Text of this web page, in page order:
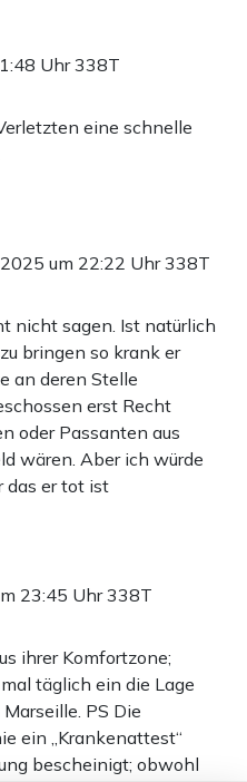
Uhr338T
eine schnelle
um 22:22 Uhr338T
nicht sagen. Ist natürlich
bringen so krank er
an deren Stelle
erst Recht
oder Passanten aus
wären. Aber ich würde
das er tot ist
23:45 Uhr338T
ihrer Komfortzone;
täglich ein die Lage
PS Die
ein „Krankenattest“
bescheinigt; obwohl